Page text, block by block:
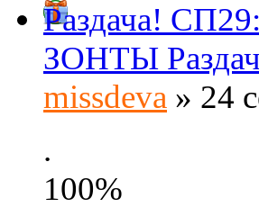
Раздача!
ЗОНТЫ
missdeva » 24
.
100%